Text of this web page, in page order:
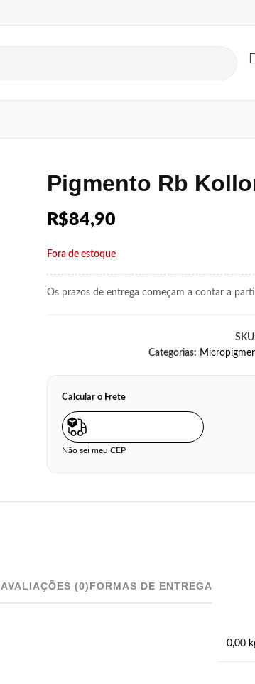
Pigmento Rb
R$84,90
Fora de estoque
Os prazos de entrega começam a contar a
Categorias:
Calcular o Frete
Não sei meu CEP
AVALIAÇÕES (0)FORMAS DE ENTREGA
0,00